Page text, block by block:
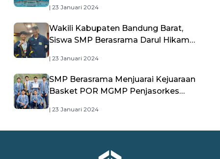
PDM, Bukti Kualitas Pendidikan
Unggulan
| 23 Januari 2024
Wakili Kabupaten Bandung Barat,
Siswa SMP Berasrama Darul Hikam
Kemdikbudristek
| 23 Januari 2024
SMP Berasrama Menjuarai Kejuaraan
Basket POR MGMP Penjasorkes
| 23 Januari 2024